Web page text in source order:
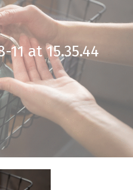
11 at 15.35.44